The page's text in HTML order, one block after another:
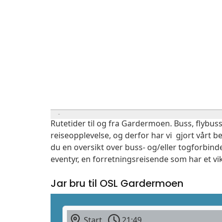
Rutetider til og fra Gardermoen. Buss,
reiseopplevelse, og derfor har vi gjort vårt
du en oversikt over buss- og/eller
eventyr, en forretningsreisende som har et
Jar bru til OSL Gardermoen